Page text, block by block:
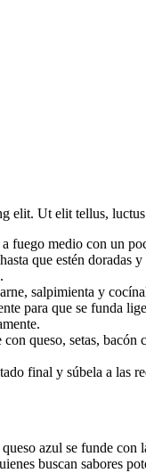
elit. Ut elit tellus,
fuego medio con un
que estén doradas
salpimienta y
para que se funda
con queso, setas,
final y súbela a las
azul se funde
buscan sabores